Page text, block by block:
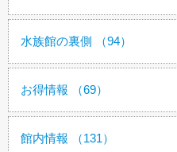
水族館の裏側 （94）
お得情報 （69）
館内情報 （131）